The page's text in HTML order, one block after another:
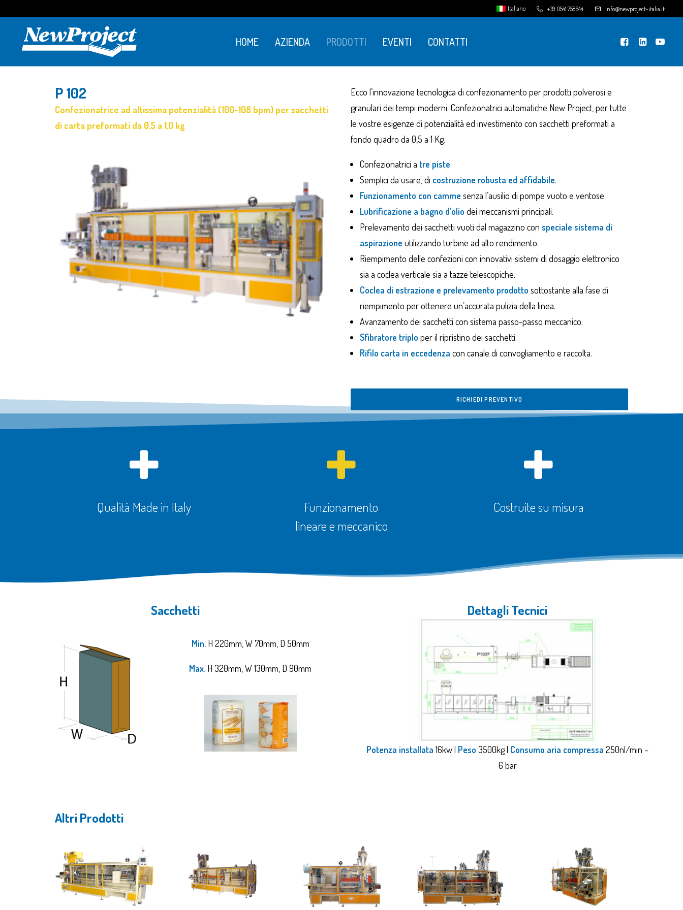
Italiano +39 0541 758644 info@newproject-italia.it
HOME AZIENDA PRODOTTI EVENTI CONTATTI
P 102
Confezionatrice ad altissima potenzialità (100-108 bpm) per sacchetti
di carta preformati da 0,5 a 1,0 kg
Ecco l’innovazione tecnologica di confezionamento per prodotti polverosi e
granulari dei tempi moderni. Confezionatrici automatiche New Project, per tutte
le vostre esigenze di potenzialità ed investimento con sacchetti preformati a
fondo quadro da 0,5 a 1 Kg.
Confezionatrici a tre piste
Semplici da usare, di costruzione robusta ed affidabile.
Funzionamento con camme senza l’ausilio di pompe vuoto e ventose.
Lubrificazione a bagno d’olio dei meccanismi principali.
Prelevamento dei sacchetti vuoti dal magazzino con speciale sistema di
aspirazione utilizzando turbine ad alto rendimento.
Riempimento delle confezioni con innovativi sistemi di dosaggio elettronico
sia a coclea verticale sia a tazze telescopiche.
Coclea di estrazione e prelevamento prodotto sottostante alla fase di
riempimento per ottenere un’accurata pulizia della linea.
Avanzamento dei sacchetti con sistema passo-passo meccanico.
Sfibratore triplo per il ripristino dei sacchetti.
Rifilo carta in eccedenza con canale di convogliamento e raccolta.
RICHIEDI PREVENTIVO
Qualità Made in Italy
Funzionamento
lineare e meccanico
Costruite su misura
Sacchetti
Min.H 220mm, W 70mm, D 50mm
Max. H 320mm, W 130mm, D 90mm
Dettagli Tecnici
Potenza installata 16kw | Peso 3500kg | Consumo aria compressa 250nl/min –
6 bar
Altri Prodotti